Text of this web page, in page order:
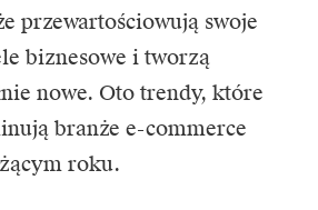
przewartościowują swoje
biznesowe i tworzą
nowe. Oto trendy, które
branże e-commerce
roku.